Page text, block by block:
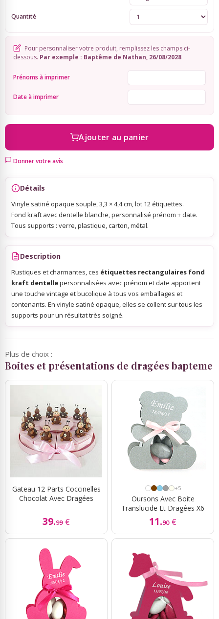
Rubans Tulle Organdi
Scrapbooking, Loisirs Créatifs
Quantité
Pour personnaliser votre produit, remplissez les champs ci-
dessous. Par exemple : Baptême de Nathan, 26/08/2028
Prénoms à imprimer
Date à imprimer
Ajouter au panier
Donner votre avis
Détails
Vinyle satiné opaque souple, 3,3 × 4,4 cm, lot 12 étiquettes.
Fond kraft avec dentelle blanche, personnalisé prénom + date.
Tous supports : verre, plastique, carton, métal.
Description
Rustiques et charmantes, ces étiquettes rectangulaires fond
kraft dentellepersonnalisées avec prénom et date apportent
une touche vintage et bucolique à tous vos emballages et
contenants. En vinyle satiné opaque, elles se collent sur tous les
supports pour un résultat très soigné.
Plus de choix :
Boites et présentations de dragées bapteme
Gateau 12 Parts Coccinelles
Chocolat Avec Dragées
39.99 €
+5
Oursons Avec Boite
Translucide Et Dragées X6
11.90 €